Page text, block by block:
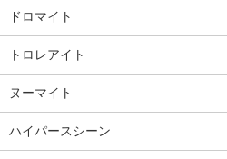
ドロマイト
トロレアイト
ヌーマイト
ハイパースシーン